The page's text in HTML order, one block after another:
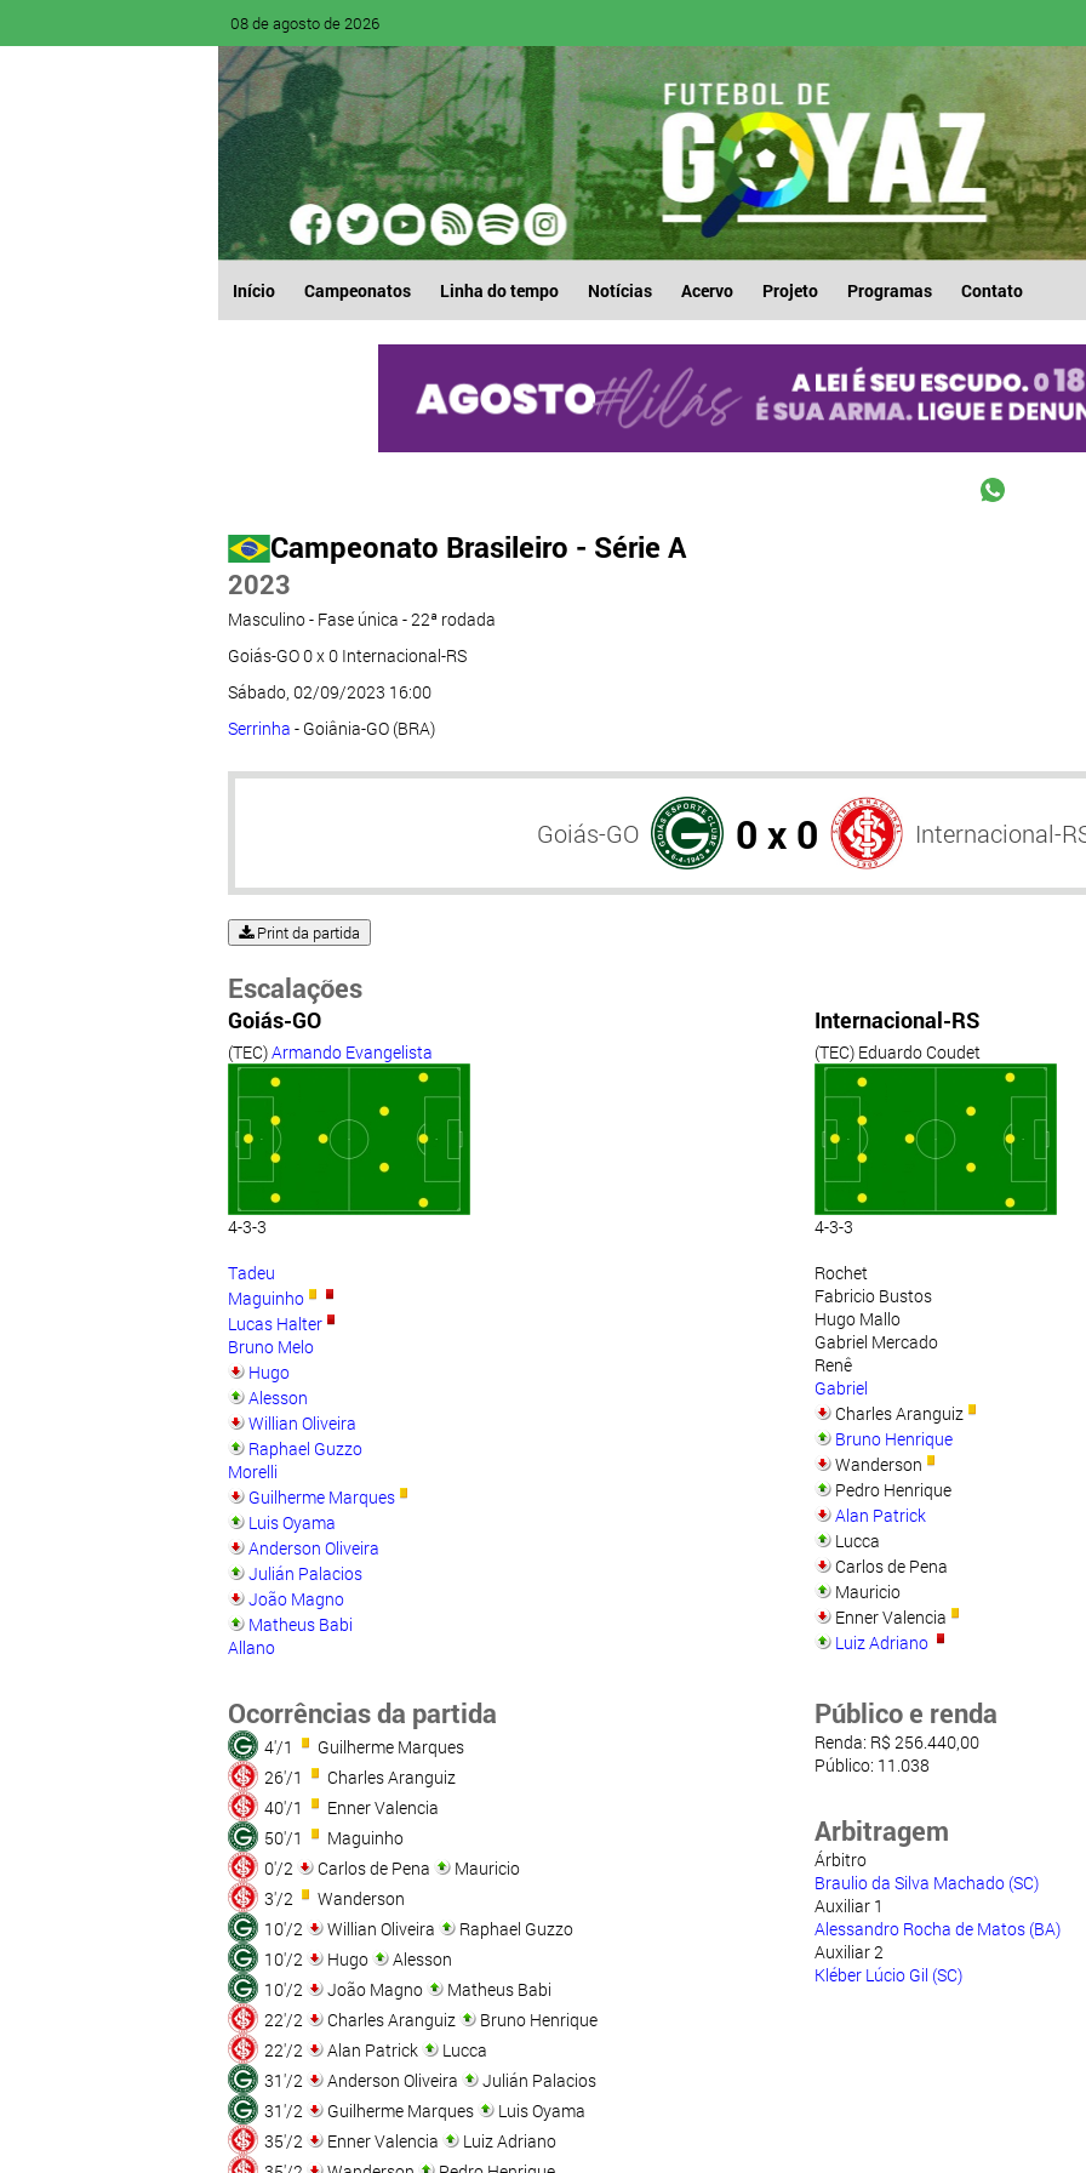
08 de agosto de 2026
Início Campeonatos Linha do tempo Notícias Acervo Projeto Programas Contato
Campeonato Brasileiro - Série A
2023
Masculino - Fase única - 22ª rodada
Goiás-GO 0 x 0 Internacional-RS
Sábado, 02/09/2023 16:00
Serrinha - Goiânia-GO (BRA)
Goiás-GO 0 x 0 Internacional-
Print da partida
Escalações
Goiás-GO
(TEC)Armando Evangelista
4-3-3
Tadeu
Maguinho
Lucas Halter
Bruno Melo
Hugo
Alesson
Willian Oliveira
Raphael Guzzo
Morelli
Guilherme Marques
Luis Oyama
Anderson Oliveira
Julián Palacios
João Magno
Matheus Babi
Allano
Internacional-RS
(TEC) Eduardo Coudet
4-3-3
Rochet
Fabricio Bustos
Hugo Mallo
Gabriel Mercado
Renê
Gabriel
Charles Aranguiz
Bruno Henrique
Wanderson
Pedro Henrique
Alan Patrick
Lucca
Carlos de Pena
Mauricio
Enner Valencia
Luiz Adriano
Ocorrências da partida
4'/1
Guilherme Marques
26'/1
Charles Aranguiz
40'/1
Enner Valencia
50'/1
Maguinho
0'/2
Carlos de Pena
Mauricio
3'/2
Wanderson
10'/2
Willian Oliveira
Raphael Guzzo
10'/2
Hugo
Alesson
10'/2
João Magno
Matheus Babi
22'/2
Charles Aranguiz
Bruno Henrique
22'/2
Alan Patrick
Lucca
31'/2
Anderson Oliveira
Julián Palacios
31'/2
Guilherme Marques
Luis Oyama
35'/2
Enner Valencia
Luiz Adriano
Público e renda
Renda: R$ 256.440,00
Público: 11.038
Arbitragem
Árbitro
Braulio da Silva Machado (SC)
Auxiliar 1
Alessandro Rocha de Matos (BA)
Auxiliar 2
Kléber Lúcio Gil (SC)